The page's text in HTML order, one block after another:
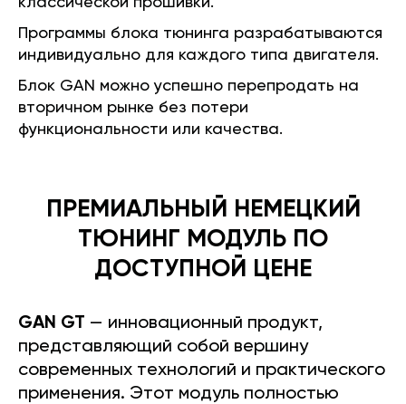
Программы блока тюнинга разрабатываются
индивидуально для каждого типа двигателя.
Блок GAN можно успешно перепродать на
вторичном рынке без потери
функциональности или качества.
ПРЕМИАЛЬНЫЙ НЕМЕЦКИЙ
ТЮНИНГ МОДУЛЬ ПО
ДОСТУПНОЙ ЦЕНЕ
GAN GT — инновационный продукт,
представляющий собой вершину
современных технологий и практического
применения. Этот модуль полностью